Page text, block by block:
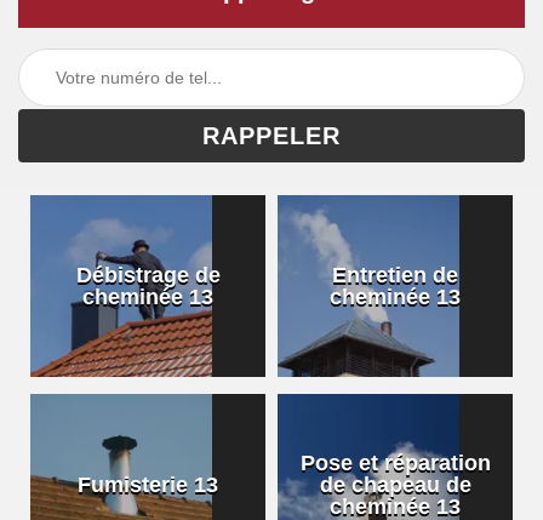
Débistrage de
cheminée 13
Entretien de
cheminée 13
Fumisterie 13
Pose et réparation
de chapeau de
cheminée 13